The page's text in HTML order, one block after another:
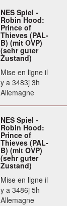
NES Spiel -
Robin Hood:
Prince of
Thieves (PAL-
B) (mit OVP)
(sehr guter
Zustand)
Mise en ligne il
y a 3483j 3h
Allemagne
NES Spiel -
Robin Hood:
Prince of
Thieves (PAL-
B) (mit OVP)
(sehr guter
Zustand)
Mise en ligne il
y a 3486j 5h
Allemagne